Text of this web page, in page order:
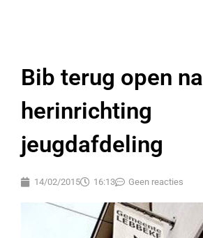
Bib terug open na
herinrichting
jeugdafdeling
14/02/2015 16:13 Geen reacties